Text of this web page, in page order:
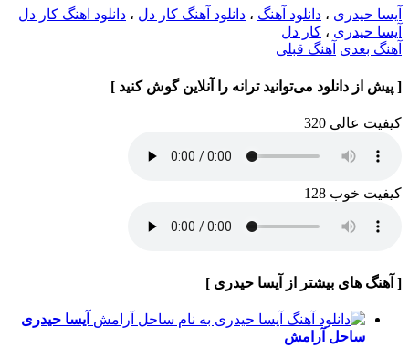
آیسا حیدری ، دانلود آهنگ ، دانلود آهنگ کار دل ، دانلود اهنگ کار دل
آیسا حیدری ، کار دل
آهنگ بعدی آهنگ قبلی
[ پیش از دانلود می‌توانید ترانه را آنلاین گوش کنید ]
کیفیت عالی 320
کیفیت خوب 128
[ آهنگ های بیشتر از آیسا حیدری ]
آیسا حیدری
ساحل آرامش